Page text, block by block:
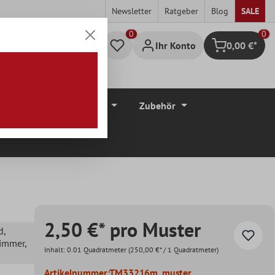
Newsletter Ratgeber Blog SALE
Ihr Konto Warenkorb
0
0,00 €*
Zubehör
,
,
2,50 €* pro Muster
Inhalt: 0.01 Quadratmeter (250,00 €* / 1 Quadratmeter)
Artikelnummer:TM33216m_muster